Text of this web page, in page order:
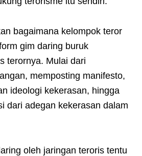
bagaimana kelompok teror
gim daring buruk
terornya. Mulai dari
memposting manifesto,
ideologi kekerasan, hingga
dari adegan kekerasan dalam
oleh jaringan teroris tentu